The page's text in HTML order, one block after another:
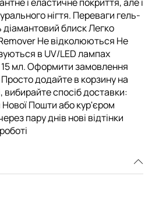
нігтя. Переваги гель-
блиск Легко
Не відколюються Не
в UV/LED лампах
15 мл. Оформити замовлення
додайте в корзину на
вибирайте спосіб доставки:
Нової Пошти або кур'єром
пару днів нові відтінки